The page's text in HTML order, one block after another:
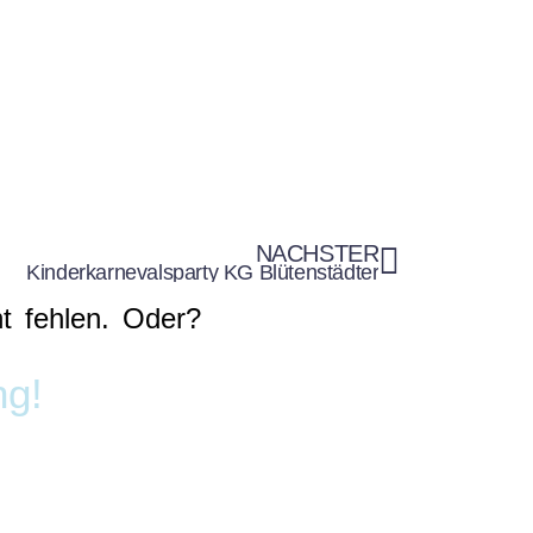
NÄCHSTER
Kinderkarnevalsparty KG Blütenstädter
fehlen. Oder?